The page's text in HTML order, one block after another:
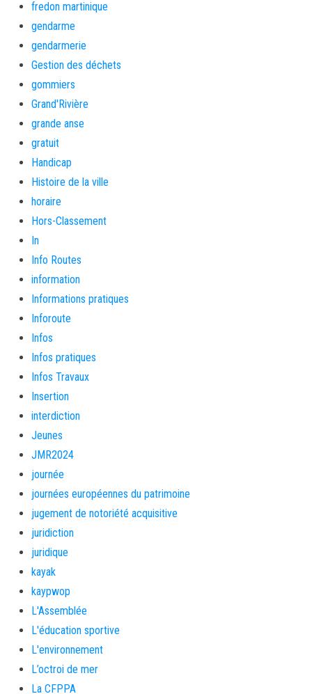
fredon martinique
gendarme
gendarmerie
Gestion des déchets
gommiers
Grand'Rivière
grande anse
gratuit
Handicap
Histoire de la ville
horaire
Hors-Classement
In
Info Routes
information
Informations pratiques
Inforoute
Infos
Infos pratiques
Infos Travaux
Insertion
interdiction
Jeunes
JMR2024
journée
journées européennes du patrimoine
jugement de notoriété acquisitive
juridiction
juridique
kayak
kaypwop
L'Assemblée
L'éducation sportive
L'environnement
L’octroi de mer
La CFPPA